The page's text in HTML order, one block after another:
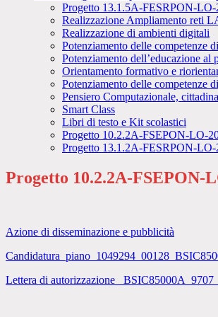
Progetto 13.1.5A-FESRPON-
Realizzazione Ampliamento reti
Realizzazione di ambienti digitali
Potenziamento delle competenze
Potenziamento dell’educazione
Orientamento formativo e
Potenziamento delle competenze
Pensiero Computazionale,
Smart Class
Libri di testo e Kit scolastici
Progetto 10.2.2A-FSEPON-LO-
Progetto 13.1.2A-FESRPON-
Progetto 10.2.2A-FSEPON-
Azione di disseminazione e pubblicità
Lettera di autorizzazione